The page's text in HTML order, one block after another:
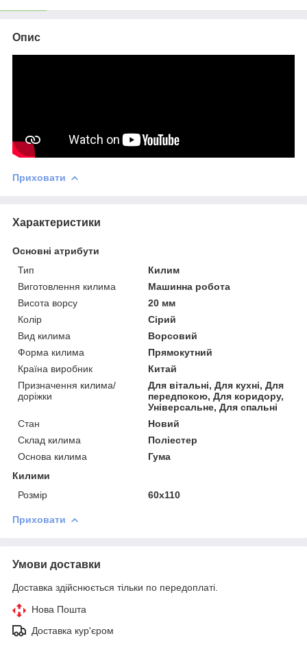
Опис
Приховати
Характеристики
Основні атрибути
Тип
Килим
Виготовлення килима
Машинна робота
Висота ворсу
20 мм
Колір
Сірий
Вид килима
Ворсовий
Форма килима
Прямокутний
Країна виробник
Китай
Призначення килима/
доріжки
Для вітальні, Для кухні, Для
передпокою, Для коридору,
Універсальне, Для спальні
Стан
Новий
Склад килима
Поліестер
Основа килима
Гума
Килими
Розмір
60х110
Приховати
Умови доставки
Доставка здійснюється тільки по передоплаті.
Нова Пошта
Доставка кур'єром